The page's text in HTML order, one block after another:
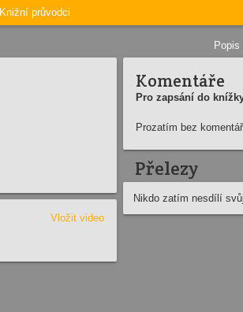
Knižní průvodci
Popis
Vložit video
Komentáře
Pro zapsání do
Prozatím bez
Přelezy
Nikdo zatím nesdílí